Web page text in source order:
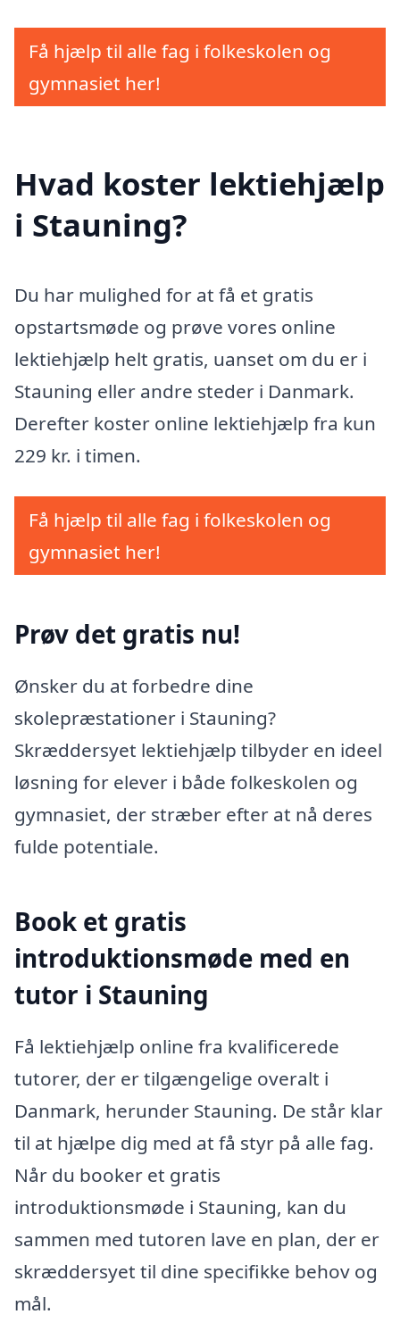
Få hjælp til alle fag i folkeskolen og
gymnasiet her!
Hvad koster lektiehjælp
i Stauning?
Du har mulighed for at få et gratis
opstartsmøde og prøve vores online
lektiehjælp helt gratis, uanset om du er i
Stauning eller andre steder i Danmark.
Derefter koster online lektiehjælp fra kun
229 kr. i timen.
Få hjælp til alle fag i folkeskolen og
gymnasiet her!
Prøv det gratis nu!
Ønsker du at forbedre dine
skolepræstationer i Stauning?
Skræddersyet lektiehjælp tilbyder en ideel
løsning for elever i både folkeskolen og
gymnasiet, der stræber efter at nå deres
fulde potentiale.
Book et gratis
introduktionsmøde med en
tutor i Stauning
Få lektiehjælp online fra kvalificerede
tutorer, der er tilgængelige overalt i
Danmark, herunder Stauning. De står klar
til at hjælpe dig med at få styr på alle fag.
Når du booker et gratis
introduktionsmøde i Stauning, kan du
sammen med tutoren lave en plan, der er
skræddersyet til dine specifikke behov og
mål.